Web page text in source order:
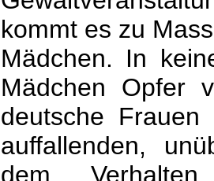
kommt es zu
Mädchen. In
Mädchen Opfer
deutsche
auffallenden,
dem